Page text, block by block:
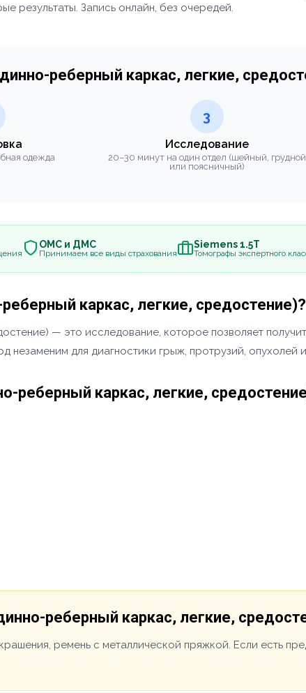
результаты. Запись онлайн, без очередей.
реберный каркас, легкие,
одежда
3
Исследование
20–30 минут на один отдел (шейный, грудной
или поясничный)
ОМС и ДМС
Принимаем все виды страхования
Siemens 1.5Т
Томографы экспертного
каркас, легкие, средостение)?
— это исследование, которое позволяет
для диагностики грыж, протрузий, опухолей
реберный каркас, легкие,
реберный каркас, легкие,
ремень с металлической пряжкой. Если есть